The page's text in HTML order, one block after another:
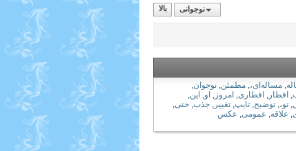
نوجوانی بالا
مساله‌ای، مطمئن نوجوان
افطار افطاری امروز او این
تو، توضیح تایپ تغییر جذب حتی
علاقه عمومی عکس